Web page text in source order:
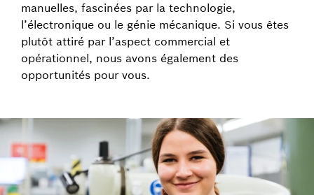
manuelles, fascinées par la technologie,
l’électronique ou le génie mécanique. Si vous êtes
plutôt attiré par l’aspect commercial et
opérationnel, nous avons également des
opportunités pour vous.